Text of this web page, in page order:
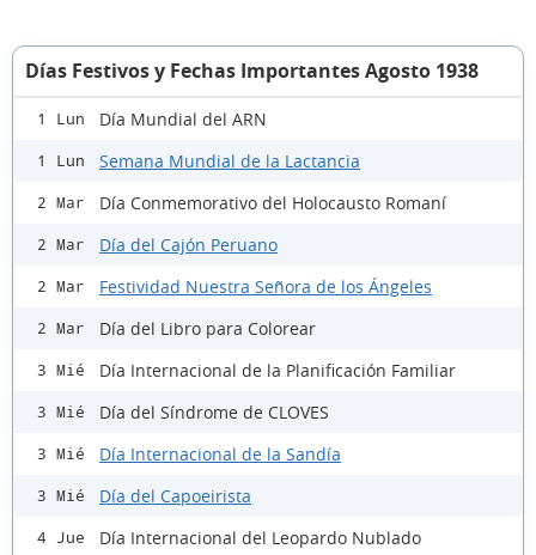
Días Festivos y Fechas Importantes Agosto 1938
1 Lun Día Mundial del ARN
1 Lun Semana Mundial de la Lactancia
2 Mar Día Conmemorativo del Holocausto Romaní
2 Mar Día del Cajón Peruano
2 Mar Festividad Nuestra Señora de los Ángeles
2 Mar Día del Libro para Colorear
3 Mié Día Internacional de la Planificación Familiar
3 Mié Día del Síndrome de CLOVES
3 Mié Día Internacional de la Sandía
3 Mié Día del Capoeirista
4 Jue Día Internacional del Leopardo Nublado